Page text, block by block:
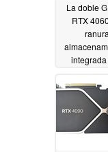
La doble
RTX
10/28/